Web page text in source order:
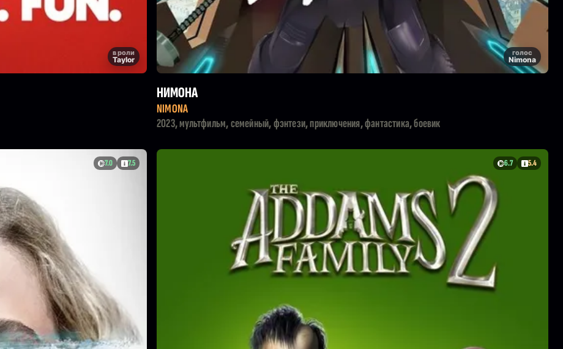
в роли
Taylor
голос
Nimona
НИМОНА
NIMONA
2023, мультфильм, семейный, фэнтези, приключения, фантастика, боевик
7.0 7.5 6.7 5.4